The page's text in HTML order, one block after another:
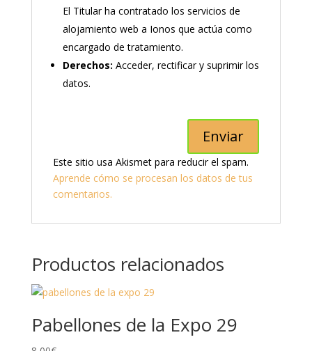
El Titular ha contratado los servicios de
alojamiento web a Ionos que actúa como
encargado de tratamiento.
Derechos: Acceder, rectificar y suprimir los
datos.
Este sitio usa Akismet para reducir el spam.
Aprende cómo se procesan los datos de tus
comentarios.
Productos relacionados
Pabellones de la Expo 29